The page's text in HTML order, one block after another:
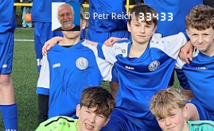
© Petr Reichl